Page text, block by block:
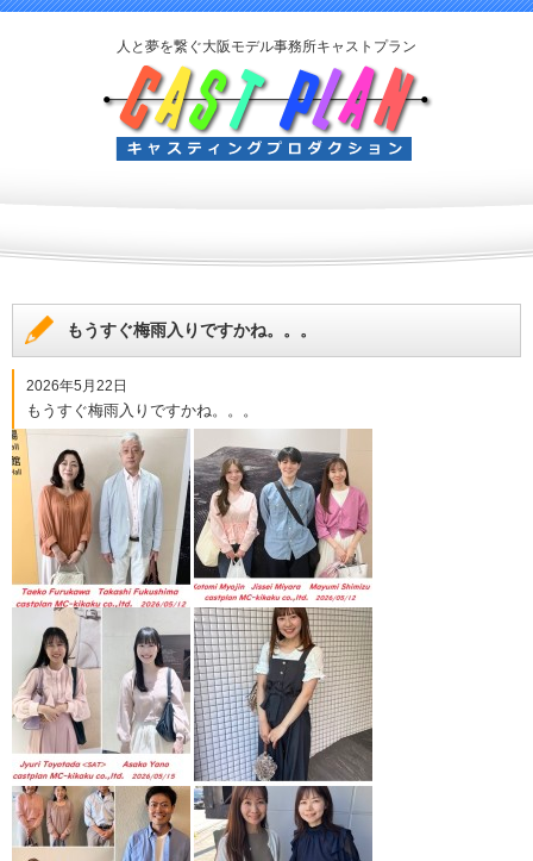
人と夢を繋ぐ大阪モデル事務所キャストプラン
もうすぐ梅雨入りですかね。。。
2026年5月22日
もうすぐ梅雨入りですかね。。。